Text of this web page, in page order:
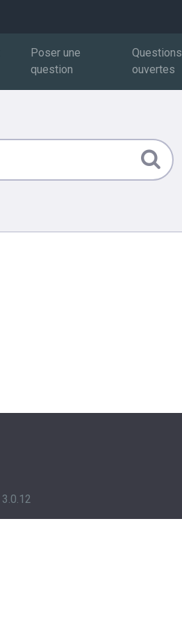
Poser une
question
Questions
ouvertes
3.0.12